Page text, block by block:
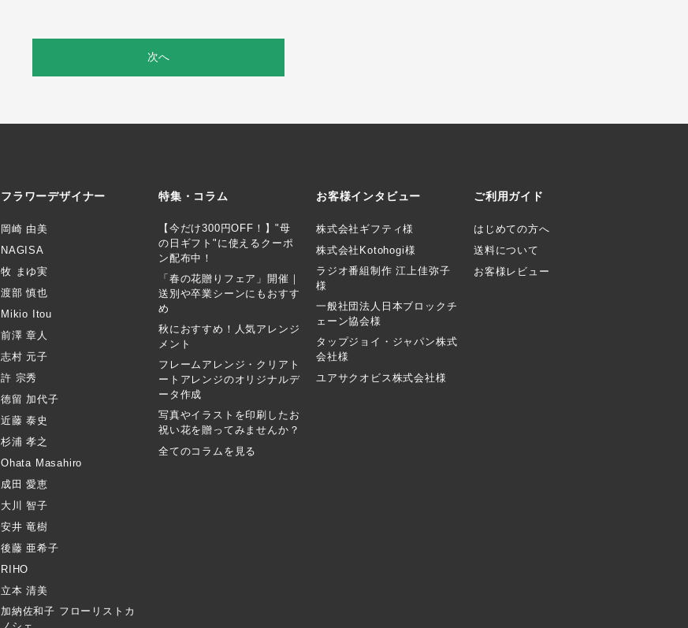
次へ
フラワーデザイナー
岡崎 由美
NAGISA
牧 まゆ実
渡部 慎也
Mikio Itou
前澤 章人
志村 元子
許 宗秀
徳留 加代子
近藤 泰史
杉浦 孝之
Ohata Masahiro
成田 愛恵
大川 智子
安井 竜樹
後藤 亜希子
RIHO
立本 清美
加納佐和子 フローリストカ
特集・コラム
【今だけ300円OFF！】"母
の日ギフト"に使えるクーポ
ン配布中！
「春の花贈りフェア」開催｜
送別や卒業シーンにもおすす
め
秋におすすめ！人気アレンジ
メント
フレームアレンジ・クリアト
ートアレンジのオリジナルデ
ータ作成
写真やイラストを印刷したお
祝い花を贈ってみませんか？
全てのコラムを見る
お客様インタビュー
株式会社ギフティ様
株式会社Kotohogi様
ラジオ番組制作 江上佳弥子
様
一般社団法人日本ブロックチ
ェーン協会様
タップジョイ・ジャパン株式
会社様
ユアサクオビス株式会社様
ご利用ガイド
はじめての方へ
送料について
お客様レビュー